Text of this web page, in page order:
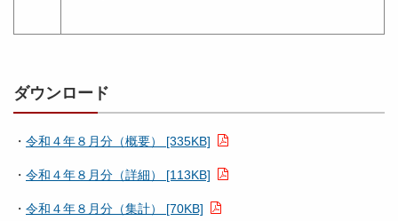
ダウンロード
・ 令和４年８月分（概要） [335KB]
・ 令和４年８月分（詳細） [113KB]
・ 令和４年８月分（集計） [70KB]